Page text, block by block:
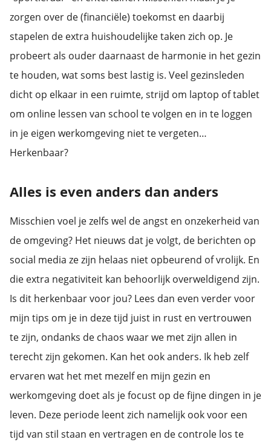
zorgen over de (financiële) toekomst en daarbij
stapelen de extra huishoudelijke taken zich op. Je
probeert als ouder daarnaast de harmonie in het gezin
te houden, wat soms best lastig is. Veel gezinsleden
dicht op elkaar in een ruimte, strijd om laptop of tablet
om online lessen van school te volgen en in te loggen
in je eigen werkomgeving niet te vergeten…
Herkenbaar?
Alles is even anders dan anders
Misschien voel je zelfs wel de angst en onzekerheid van
de omgeving? Het nieuws dat je volgt, de berichten op
social media ze zijn helaas niet opbeurend of vrolijk. En
die extra negativiteit kan behoorlijk overweldigend zijn.
Is dit herkenbaar voor jou? Lees dan even verder voor
mijn tips om je in deze tijd juist in rust en vertrouwen
te zijn, ondanks de chaos waar we met zijn allen in
terecht zijn gekomen. Kan het ook anders. Ik heb zelf
ervaren wat het met mezelf en mijn gezin en
werkomgeving doet als je focust op de fijne dingen in je
leven. Deze periode leent zich namelijk ook voor een
tijd van stil staan en vertragen en de controle los te